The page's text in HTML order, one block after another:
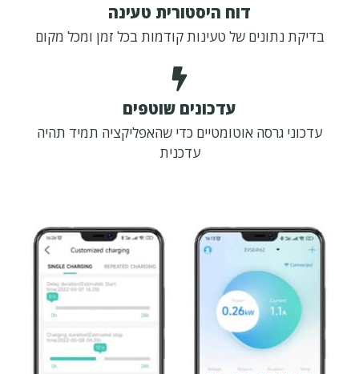
דוח היסטורית טעינה
בדיקת נתונים של טעינות קודמות בכל זמן ומכל מקום
עדכונים שוטפים
עדכוני גרסה אוטומטיים כדי שהאפליקציה תמיד תהיה
עדכנית